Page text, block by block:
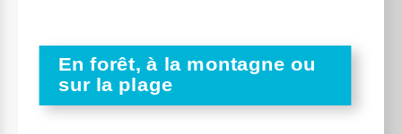
En forêt, à la montagne ou
sur la plage